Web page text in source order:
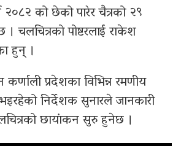
२०८२ को छेको पारेर चैत्रको २९
चलचित्रको पोष्टरलाई राकेश
हुन् ।
प्रदेशका विभिन्न रमणीय
निर्देशक सुनारले जानकारी
छायांकन सुरु हुनेछ ।